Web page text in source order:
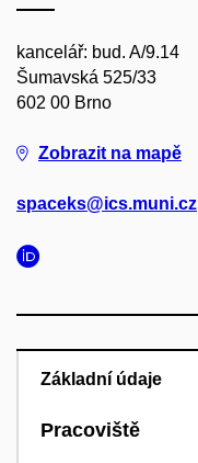
kancelář: bud. A/9.14
Šumavská 525/33
602 00 Brno
Zobrazit na mapě
spaceks@ics.muni.cz
Základní údaje
Pracoviště